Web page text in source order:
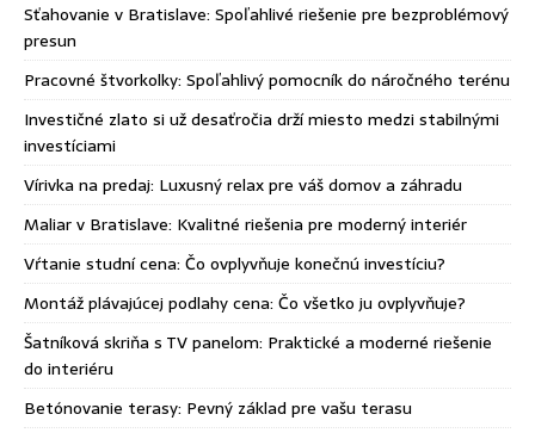
Sťahovanie v Bratislave: Spoľahlivé riešenie pre bezproblémový
presun
Pracovné štvorkolky: Spoľahlivý pomocník do náročného terénu
Investičné zlato si už desaťročia drží miesto medzi stabilnými
investíciami
Vírivka na predaj: Luxusný relax pre váš domov a záhradu
Maliar v Bratislave: Kvalitné riešenia pre moderný interiér
Vŕtanie studní cena: Čo ovplyvňuje konečnú investíciu?
Montáž plávajúcej podlahy cena: Čo všetko ju ovplyvňuje?
Šatníková skriňa s TV panelom: Praktické a moderné riešenie
do interiéru
Betónovanie terasy: Pevný základ pre vašu terasu